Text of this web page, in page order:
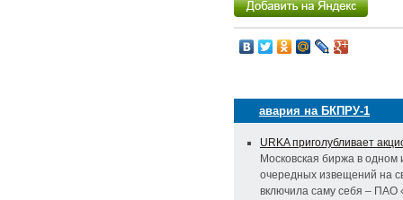
авария на БКПРУ-1
URKA приголубливает
Московская биржа в одном
очередных извещений на
включила саму себя – ПАО